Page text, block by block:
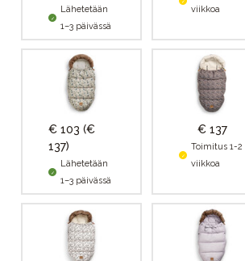
Lähetetään
1–3 päivässä
viikkoa
€ 103 (€
137)
Lähetetään
1–3 päivässä
€ 137
Toimitus 1-2
viikkoa